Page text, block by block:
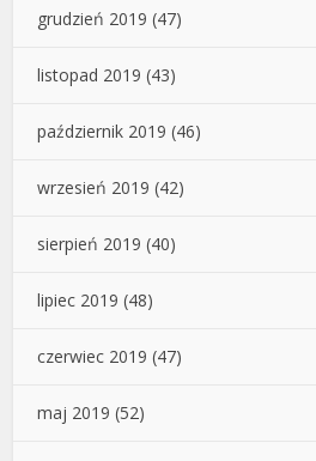
grudzień 2019 (47)
listopad 2019 (43)
październik 2019 (46)
wrzesień 2019 (42)
sierpień 2019 (40)
lipiec 2019 (48)
czerwiec 2019 (47)
maj 2019 (52)